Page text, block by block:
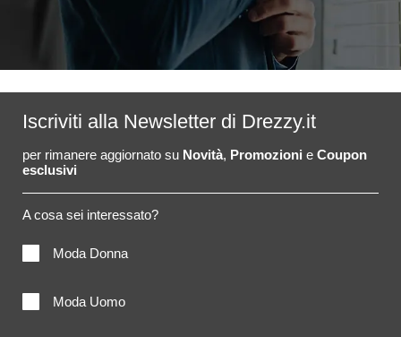
Iscriviti alla Newsletter di Drezzy.it
per rimanere aggiornato su Novità, Promozioni e Coupon
esclusivi
A cosa sei interessato?
Moda Donna
Moda Uomo